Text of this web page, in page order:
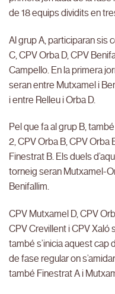
de 18 equips dividits en
Al grup A, participaran sis
C, CPV Orba D, CPV
Campello. En la primera
seran entre Mutxamel i
i entre Relleu i Orba D.
Pel que fa al grup B,
2, CPV Orba B, CPV Orba
Finestrat B. Els duels
torneig seran Mutxamel-
Benifallim.
CPV Mutxamel D, CPV
CPV Crevillent i CPV Xaló
també s’inicia aquest cap
de fase regular on
també Finestrat A i